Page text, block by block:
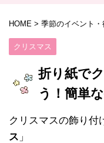
HOME > 季節のイベント・
クリスマス
折り紙で
う！簡単
クリスマスの飾り付
ス 」